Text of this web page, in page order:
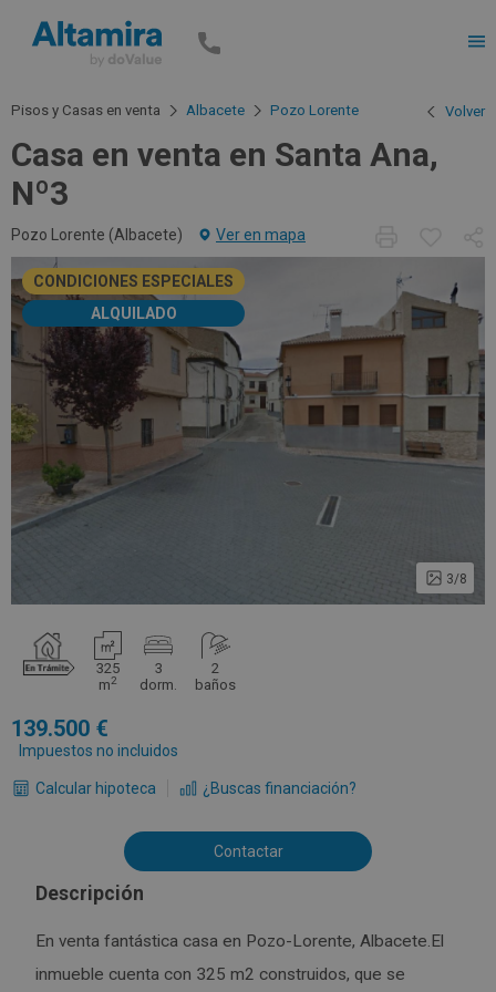
Pisos y Casas en venta Albacete Pozo Lorente Volver
Casa en venta en Santa Ana,
Nº3
Pozo Lorente (Albacete) Ver en mapa
CONDICIONES ESPECIALES
ALQUILADO
3/8
325
m2
3
dorm.
2
baños
139.500
Impuestos no incluidos
Calcular hipoteca ¿Buscas financiación?
Contactar
Descripción
En venta fantástica casa en Pozo-Lorente, Albacete.El
inmueble cuenta con 325 m2 construidos, que se